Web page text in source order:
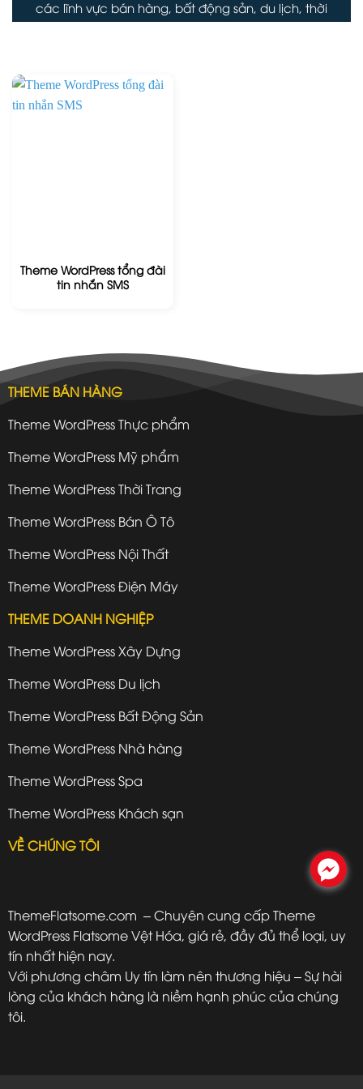
các lĩnh vực bán hàng, bất động sản, du lịch, thời
trang, tin tức...
Theme WordPress tổng đài
tin nhắn SMS
THEME BÁN HÀNG
Theme WordPress Thực phẩm
Theme WordPress Mỹ phẩm
Theme WordPress Thời Trang
Theme WordPress Bán Ô Tô
Theme WordPress Nội Thất
Theme WordPress Điện Máy
THEME DOANH NGHIỆP
Theme WordPress Xây Dựng
Theme WordPress Du lịch
Theme WordPress Bất Động Sản
Theme WordPress Nhà hàng
Theme WordPress Spa
Theme WordPress Khách sạn
VỀ CHÚNG TÔI
ThemeFlatsome.com – Chuyên cung cấp Theme
WordPress Flatsome Vệt Hóa, giá rẻ, đầy đủ thể loại, uy
tín nhất hiện nay.
Với phương châm Uy tín làm nên thương hiệu – Sự hài
lòng của khách hàng là niềm hạnh phúc của chúng
tôi.
.